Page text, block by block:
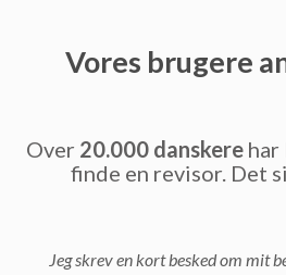
Vores brugere
Over 20.000 danskere har
finde en revisor. Det
Jeg skrev en kort besked om mit